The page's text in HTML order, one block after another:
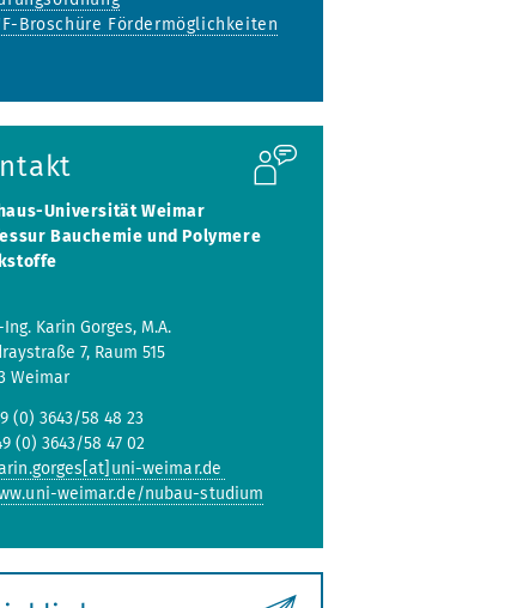
Broschüre Fördermöglichkeiten
Universität Weimar
Bauchemie und Polymere
Karin Gorges, M.A.
7, Raum 515
Weimar
(0) 3643/58 48 23
(0) 3643/58 47 02
weimar.de
weimar.de/nubau-studium